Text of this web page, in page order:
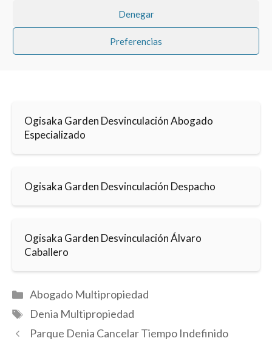
Denegar
Preferencias
Ogisaka Garden Desvinculación Abogado
Especializado
Ogisaka Garden Desvinculación Despacho
Ogisaka Garden Desvinculación Álvaro
Caballero
Categorías
Abogado Multipropiedad
Etiquetas
Denia Multipropiedad
Parque Denia Cancelar Tiempo Indefinido